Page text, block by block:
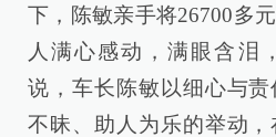
下，陈敏亲手将26700多
人满心感动，满眼含泪
说，车长陈敏以细心与
不昧、助人为乐的举动